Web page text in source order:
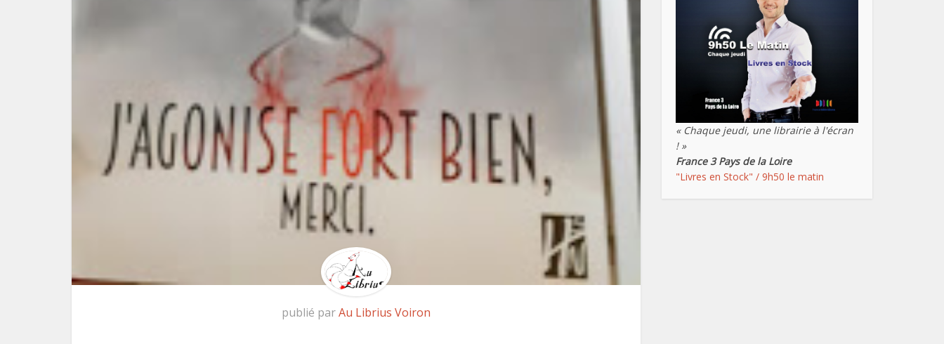
publié parAu Librius Voiron
« Chaque jeudi, une librairie à l'écran
! »
France 3 Pays de la Loire
"Livres en Stock" / 9h50 le matin